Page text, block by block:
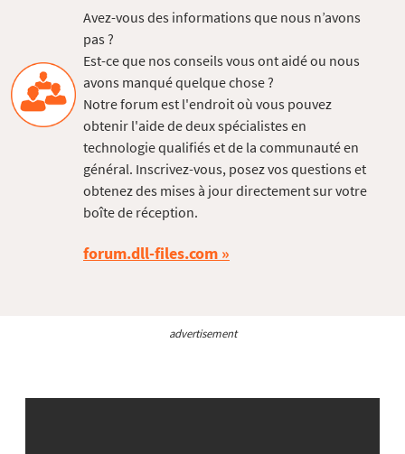
Avez-vous des informations que nous n’avons
pas ?
Est-ce que nos conseils vous ont aidé ou nous
avons manqué quelque chose ?
Notre forum est l'endroit où vous pouvez
obtenir l'aide de deux spécialistes en
technologie qualifiés et de la communauté en
général. Inscrivez-vous, posez vos questions et
obtenez des mises à jour directement sur votre
boîte de réception.
forum.dll-files.com
advertisement